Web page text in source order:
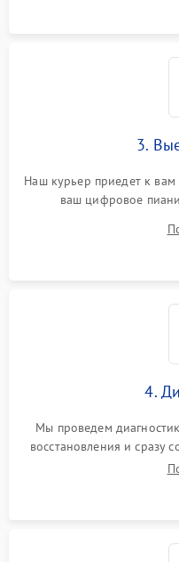
3.
Наш курьер приедет к
ваш цифровое
4.
Мы проведем
восстановления и сразу